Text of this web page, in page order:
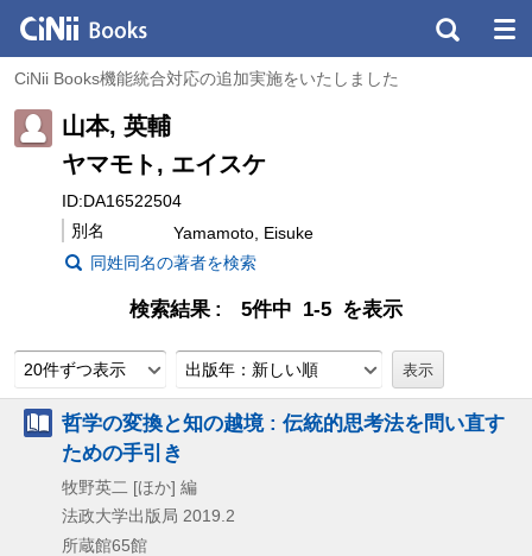
CiNii Books機能統合対応の追加実施をいたしました
山本, 英輔
ヤマモト, エイスケ
ID:DA16522504
別名
Yamamoto, Eisuke
同姓同名の著者を検索
検索結果 5件中 1-5 を表示
20件ずつ表示 出版年：新しい順
哲学の変換と知の越境 : 伝統的思考法を問い直す
ための手引き
牧野英二 [ほか] 編
法政大学出版局 2019.2
所蔵館65館